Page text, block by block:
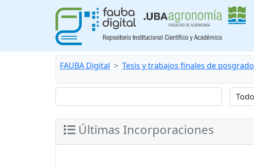
FAUBA Digital Tesis y trabajos finales de posgrado
Últimas Incorporaciones